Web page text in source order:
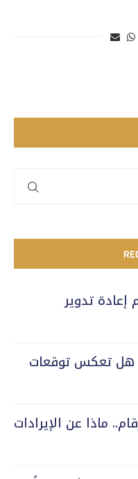
إعادة تدوير
هل تعكس توقعات
ماذا عن الإيرادات